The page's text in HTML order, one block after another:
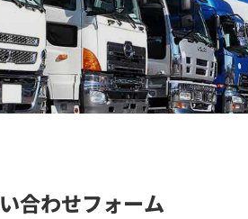
合わせフォーム